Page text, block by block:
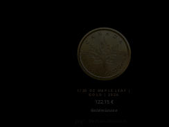
1/20 OZ MAPLE LEAF |
GOLD | 2020
122,15 €
Goldmünzen